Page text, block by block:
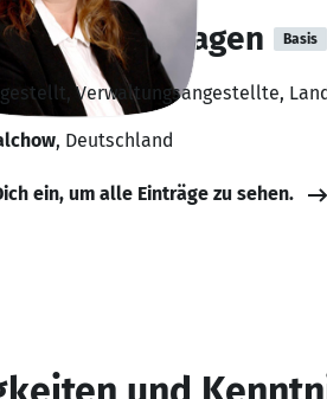
Berkenhagen Basis
Verwaltungsangestellte,
, Deutschland
ein, um alle Einträge zu sehen.